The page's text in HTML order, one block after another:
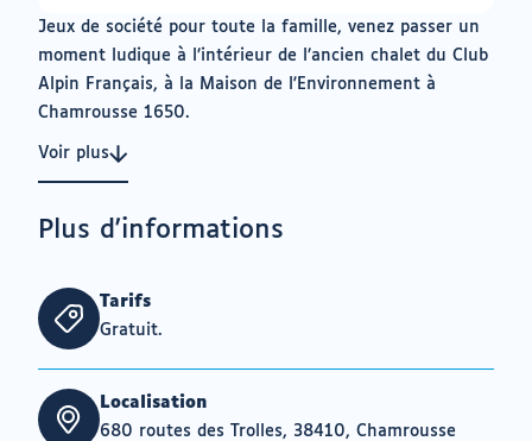
Jeux de société pour toute la famille, venez passer un
moment ludique à l’intérieur de l’ancien chalet du Club
Alpin Français, à la Maison de l'Environnement à
Chamrousse 1650.
Voir plus
Plus d'informations
Tarifs
Gratuit.
Localisation
680 routes des Trolles, 38410, Chamrousse